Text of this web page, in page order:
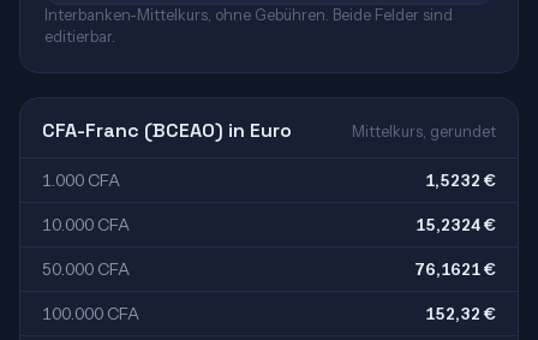
Interbanken-Mittelkurs, ohne Gebühren. Beide Felder sind
editierbar.
CFA-Franc (BCEAO) in Euro Mittelkurs, gerundet
1.000 CFA 1,5232 €
10.000 CFA 15,2324 €
50.000 CFA 76,1621 €
100.000 CFA 152,32 €